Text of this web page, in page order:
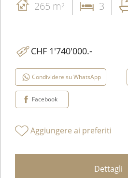
265 m² 3
CHF 1'740'000.-
Condividere su WhatsApp
Facebook
Aggiungere ai preferiti
Dettagli